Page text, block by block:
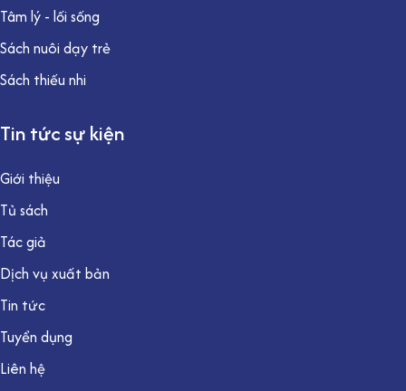
Tâm lý - lối sống
Sách nuôi dạy trẻ
Sách thiếu nhi
Tin tức sự kiện
Giới thiệu
Tủ sách
Tác giả
Dịch vụ xuất bản
Tin tức
Tuyển dụng
Liên hệ